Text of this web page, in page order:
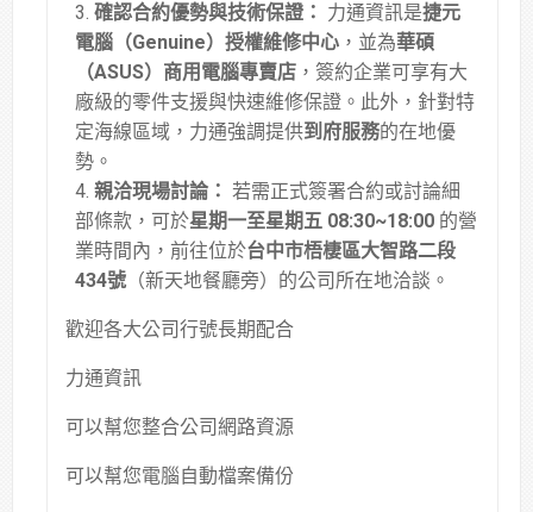
確認合約優勢與技術保證： 力通資訊是捷元
電腦（Genuine）授權維修中心 ，並為華碩
（ASUS）商用電腦專賣店 ，簽約企業可享有大
廠級的零件支援與快速維修保證 。此外，針對特
定海線區域，力通強調提供到府服務的在地優
勢 。
親洽現場討論： 若需正式簽署合約或討論細
部條款，可於星期一至星期五 08:30~18:00 的營
業時間內，前往位於台中市梧棲區大智路二段
434號 （新天地餐廳旁）的公司所在地洽談。
歡迎各大公司行號長期配合
力通資訊
可以幫您整合公司網路資源
可以幫您電腦自動檔案備份